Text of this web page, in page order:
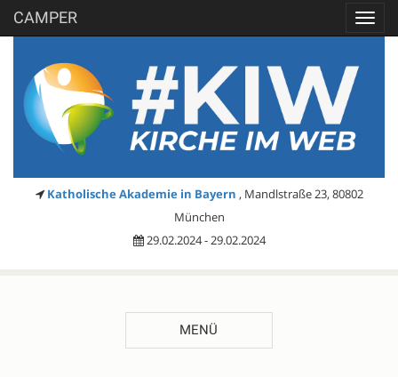
CAMPER
Katholische Akademie in Bayern , Mandlstraße 23, 80802
München
29.02.2024 - 29.02.2024
MENÜ